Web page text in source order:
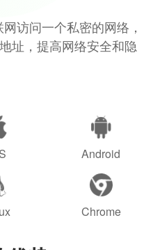
访问一个私密的网络，
址，提高网络安全和隐
Android
Chrome